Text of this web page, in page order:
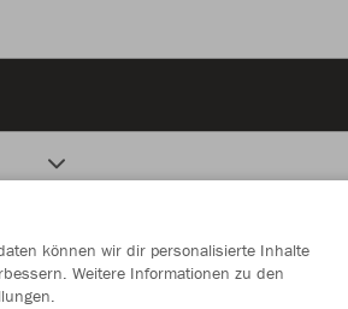
können wir dir personalisierte Inhalte
Weitere Informationen zu den